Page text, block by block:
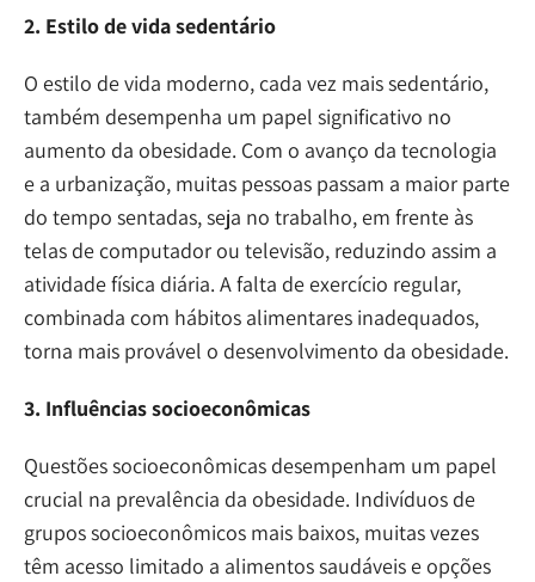
2. Estilo de vida sedentário
O estilo de vida moderno, cada vez mais sedentário,
também desempenha um papel significativo no
aumento da obesidade. Com o avanço da tecnologia
e a urbanização, muitas pessoas passam a maior parte
do tempo sentadas, seja no trabalho, em frente às
telas de computador ou televisão, reduzindo assim a
atividade física diária. A falta de exercício regular,
combinada com hábitos alimentares inadequados,
torna mais provável o desenvolvimento da obesidade.
3. Influências socioeconômicas
Questões socioeconômicas desempenham um papel
crucial na prevalência da obesidade. Indivíduos de
grupos socioeconômicos mais baixos, muitas vezes
têm acesso limitado a alimentos saudáveis e opções